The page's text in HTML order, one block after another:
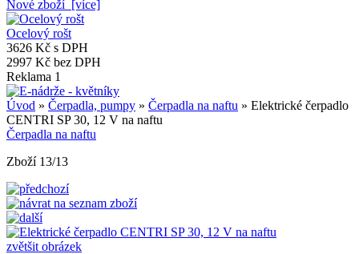
Nové zboží [více]
Ocelový rošt
3626 Kč s DPH
2997 Kč bez DPH
Reklama 1
Úvod » Čerpadla, pumpy » Čerpadla na naftu » Elektrické čerpadlo
CENTRI SP 30, 12 V na naftu
Čerpadla na naftu
Zboží 13/13
zvětšit obrázek